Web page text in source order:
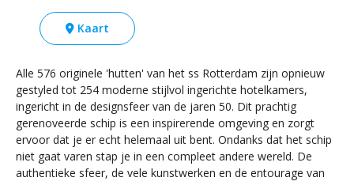
Kaart
Alle 576 originele 'hutten' van het ss Rotterdam zijn opnieuw
gestyled tot 254 moderne stijlvol ingerichte hotelkamers,
ingericht in de designsfeer van de jaren 50. Dit prachtig
gerenoveerde schip is een inspirerende omgeving en zorgt
ervoor dat je er echt helemaal uit bent. Ondanks dat het schip
niet gaat varen stap je in een compleet andere wereld. De
authentieke sfeer, de vele kunstwerken en de entourage van